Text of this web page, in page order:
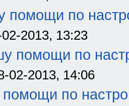
помощи по
2013, 13:23
помощи по
02-2013, 14:06
по